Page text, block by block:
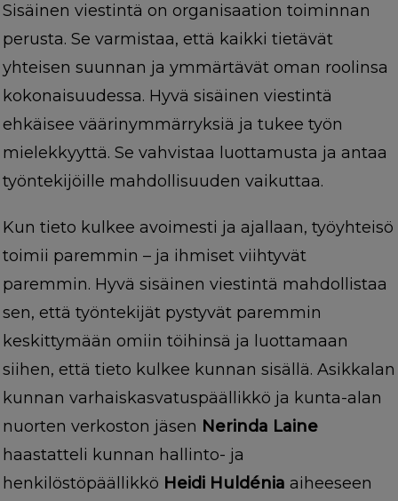
Sisäinen viestintä on organisaation toiminnan
perusta. Se varmistaa, että kaikki tietävät
yhteisen suunnan ja ymmärtävät oman roolinsa
kokonaisuudessa. Hyvä sisäinen viestintä
ehkäisee väärinymmärryksiä ja tukee työn
mielekkyyttä. Se vahvistaa luottamusta ja antaa
työntekijöille mahdollisuuden vaikuttaa.
Kun tieto kulkee avoimesti ja ajallaan, työyhteisö
toimii paremmin – ja ihmiset viihtyvät
paremmin. Hyvä sisäinen viestintä mahdollistaa
sen, että työntekijät pystyvät paremmin
keskittymään omiin töihinsä ja luottamaan
siihen, että tieto kulkee kunnan sisällä. Asikkalan
kunnan varhaiskasvatuspäällikkö ja kunta-alan
nuorten verkoston jäsen Nerinda Laine
haastatteli kunnan hallinto- ja
henkilöstöpäällikkö Heidi Huldénia aiheeseen